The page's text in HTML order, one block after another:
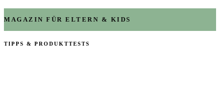
MAGAZIN FÜR ELTERN & KIDS
TIPPS & PRODUKTTESTS